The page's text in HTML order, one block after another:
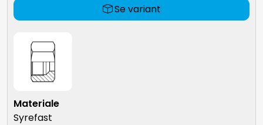
Se variant
Syrefast